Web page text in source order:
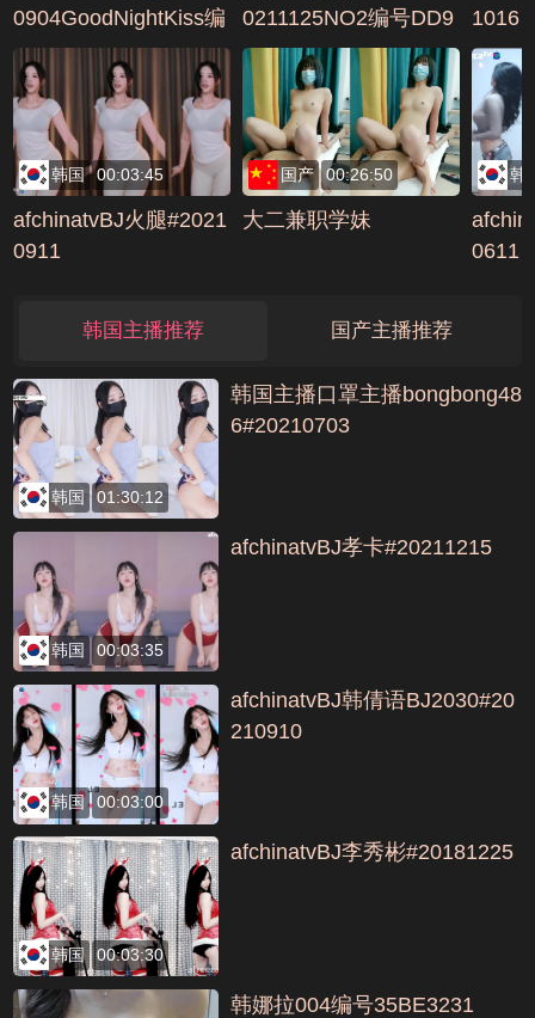
0904GoodNightKiss编
号482F0607
0211125NO2编号DD9
F31B3
1016
韩国 00:03:45
afchinatvBJ火腿#2021
0911
国产 00:26:50
大二兼职学妹
韩
0611
韩国主播推荐 国产主播推荐
韩国 01:30:12
韩国主播口罩主播bongbong48
6#20210703
韩国 00:03:35
afchinatvBJ孝卡#20211215
韩国 00:03:00
afchinatvBJ韩倩语BJ2030#20
210910
韩国 00:03:30
afchinatvBJ李秀彬#20181225
韩娜拉004编号35BE3231